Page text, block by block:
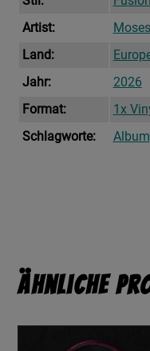
Artist:
Land:
Jahr:
2026
Format:
1x
Schlagworte:
Album
Ähnliche